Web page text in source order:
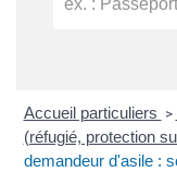
Accueil particuliers >
(réfugié, protection
demandeur d'asile :